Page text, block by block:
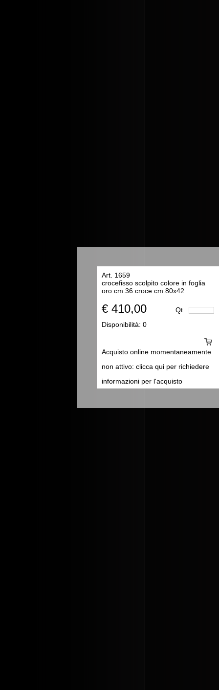
Art. 1659
crocefisso scolpito colore in foglia
oro cm.36 croce cm.80x42
€ 410,00 Qt.
Acquisto online momentaneamente
non attivo: clicca qui per richiedere
informazioni per l'acquisto
Disponibilità: 0